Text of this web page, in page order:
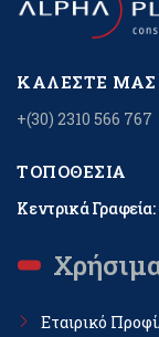
ΚΑΛΈΣΤΕ ΜΑΣ
+(30) 2310 566 767
ΤΟΠΟΘΕΣΊΑ
Κεντρικά
Εταιρικό